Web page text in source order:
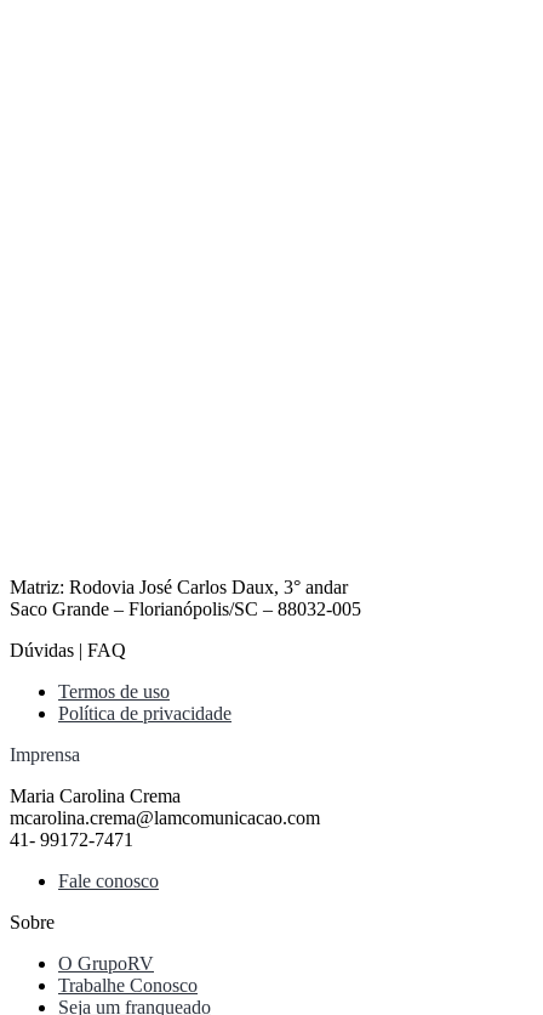
Matriz: Rodovia José Carlos Daux, 3° andar
Saco Grande – Florianópolis/SC – 88032-005
Dúvidas | FAQ
Termos de uso
Política de privacidade
Imprensa
Maria Carolina Crema
mcarolina.crema@lamcomunicacao.com
41- 99172-7471
Fale conosco
Sobre
O GrupoRV
Trabalhe Conosco
Seja um franqueado